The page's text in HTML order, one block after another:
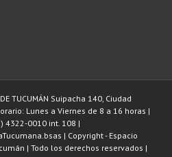
DE TUCUMÁN Suipacha 140, Ciudad
Lunes a Viernes de 8 a 16 horas |
4322-0010 int. 108 |
| Copyright - Espacio
| Todo los derechos reservados |